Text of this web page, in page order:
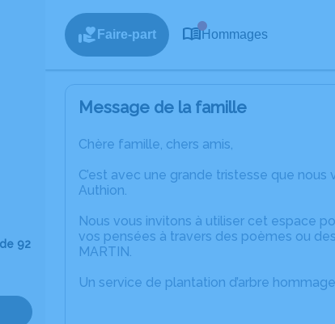
92
Faire-part Hommages
Message de la famille
Chère famille, chers amis,
C’est avec une grande tristesse que
Authion.
Nous vous invitons à utiliser cet espace
vos pensées à travers des poèmes ou
MARTIN.
Un service de plantation d’arbre